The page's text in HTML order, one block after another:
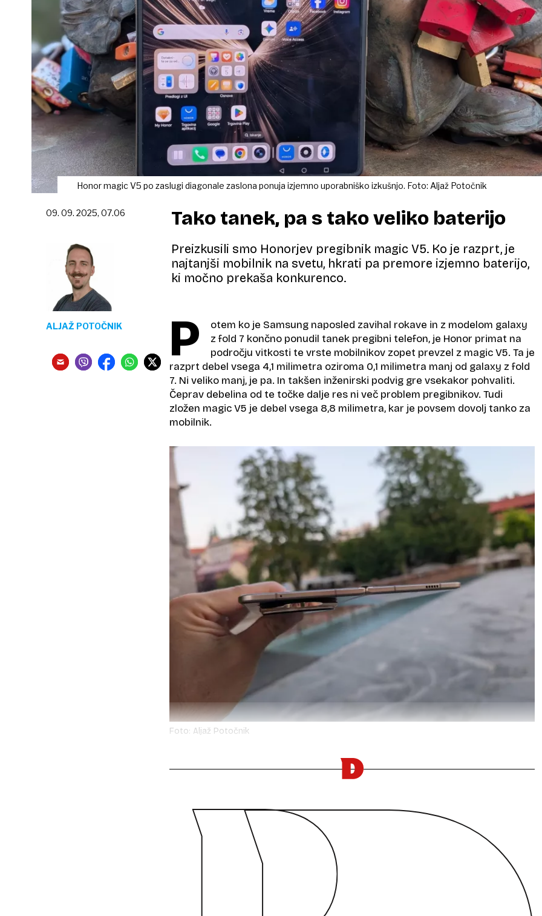
Honor magic V5 po zaslugi diagonale zaslona ponuja izjemno uporabniško izkušnjo. Foto: Aljaž Potočnik
Tako tanek, pa s tako veliko baterijo
Preizkusili smo Honorjev pregibnik magic V5. Ko je razprt, je
najtanjši mobilnik na svetu, hkrati pa premore izjemno baterijo,
ki močno prekaša konkurenco.
09. 09. 2025, 07.06
ALJAŽ POTOČNIK P
otem ko je Samsung naposled zavihal rokave in z modelom galaxy
z fold 7 končno ponudil tanek pregibni telefon, je Honor primat na
področju vitkosti te vrste mobilnikov zopet prevzel z magic V5. Ta je
razprt debel vsega 4,1 milimetra oziroma 0,1 milimetra manj od galaxy z fold
7. Ni veliko manj, je pa. In takšen inženirski podvig gre vsekakor pohvaliti.
Čeprav debelina od te točke dalje res ni več problem pregibnikov. Tudi
zložen magic V5 je debel vsega 8,8 milimetra, kar je povsem dovolj tanko za
mobilnik.
Foto: Aljaž Potočnik